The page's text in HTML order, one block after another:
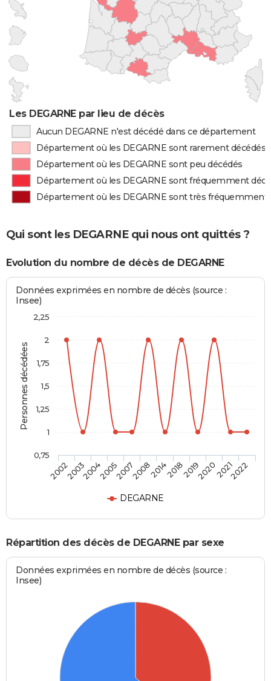
Les DEGARNE par lieu de décès
Aucun DEGARNE n'est décédé dans ce département
Département où les DEGARNE sont rarement décédés
Département où les DEGARNE sont peu décédés
Département où les DEGARNE sont fréquemment
Département où les DEGARNE sont très fréquemment
Qui sont les DEGARNE qui nous ont quittés ?
Evolution du nombre de décès de DEGARNE
Personnes décédées
Données exprimées en nombre de décès (source :
Insee)
DEGARNE
200220032004200520072008201420182019202020212022
0,75
1
1,25
1,5
1,75
2
2,25
Répartition des décès de DEGARNE par sexe
Données exprimées en nombre de décès (source :
Insee)